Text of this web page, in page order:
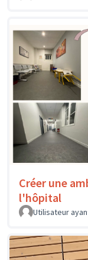
Créer une
l'hôpital
Utilisateur